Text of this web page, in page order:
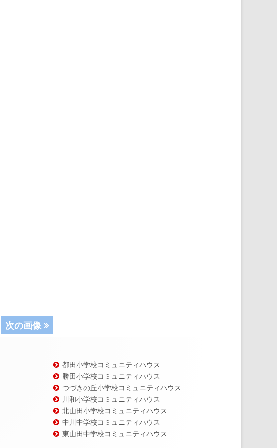
次の画像
都田小学校コミュニティハウス
勝田小学校コミュニティハウス
つづきの丘小学校コミュニティハウス
川和小学校コミュニティハウス
北山田小学校コミュニティハウス
中川中学校コミュニティハウス
東山田中学校コミュニティハウス